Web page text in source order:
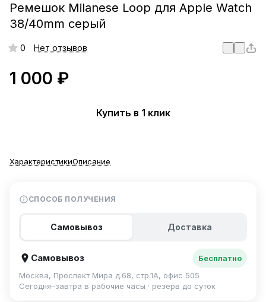
Ремешок Milanese Loop для Apple Watch
38/40mm серый
0 Нет отзывов
1 000 ₽
Купить в 1 клик
ХарактеристикиОписание
СПОСОБ ПОЛУЧЕНИЯ
Самовывоз Доставка
Самовывоз
Бесплатно
Москва, Проспект Мира д.68, стр.1А, офис 505
Сегодня–завтра в рабочие часы · резерв до суток